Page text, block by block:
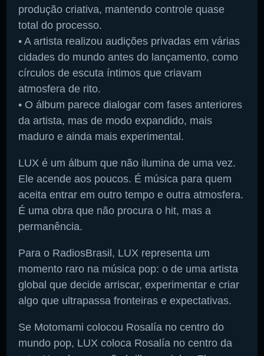
produção criativa, mantendo controle quase
total do processo.
• A artista realizou audições privadas em várias
cidades do mundo antes do lançamento, como
círculos de escuta íntimos que criavam
atmosfera de rito.
• O álbum parece dialogar com fases anteriores
da artista, mas de modo expandido, mais
maduro e ainda mais experimental.
LUX é um álbum que não ilumina de uma vez.
Ele acende aos poucos. É música para quem
aceita entrar em outro tempo e outra atmosfera.
É uma obra que não procura o hit, mas a
permanência.
Para o RadiosBrasil, LUX representa um
momento raro na música pop: o de uma artista
global que decide arriscar, experimentar e criar
algo que ultrapassa fronteiras e expectativas.
Se Motomami colocou Rosalía no centro do
mundo pop, LUX coloca Rosalía no centro da